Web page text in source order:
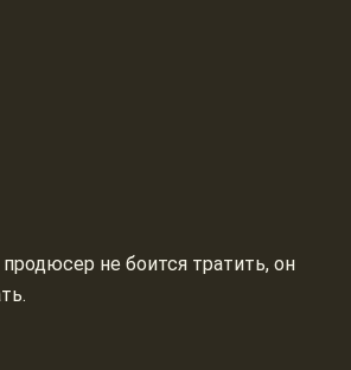
не боится тратить, он